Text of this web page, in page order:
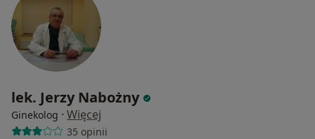
lek. Jerzy Nabożny
Ginekolog · Więcej
35 opinii